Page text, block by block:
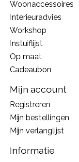
Woonaccessoires
Interieuradvies
Workshop
Instuiflijst
Op maat
Cadeaubon
Mijn account
Registreren
Mijn bestellingen
Mijn verlanglijst
Informatie